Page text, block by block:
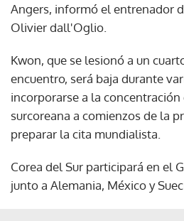
Angers, informó el entrenador
Olivier dall'Oglio.
Kwon, que se lesionó a un
encuentro, será baja durante
incorporarse a la concentración
surcoreana a comienzos de la
preparar la cita mundialista.
Corea del Sur participará en el
junto a Alemania, México y